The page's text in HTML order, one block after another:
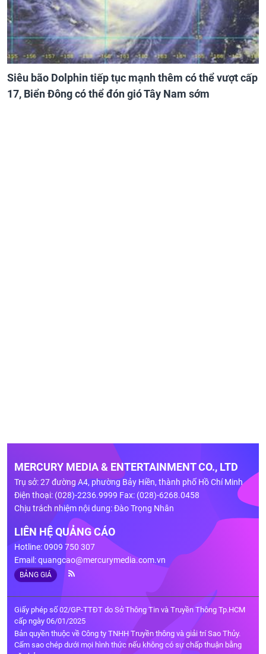
Siêu bão Dolphin tiếp tục mạnh thêm có thể vượt cấp
17, Biển Đông có thể đón gió Tây Nam sớm
MERCURY MEDIA & ENTERTAINMENT CO., LTD
Trụ sở: 27 đường A4, phường Bảy Hiền, thành phố Hồ Chí Minh
Điện thoại: (028)-2236.9999 Fax: (028)-6268.0458
Chịu trách nhiệm nội dung: Đào Trọng Nhân
LIÊN HỆ QUẢNG CÁO
Hotline: 0909 750 307
Email:quangcao@mercurymedia.com.vn
BẢNG GIÁ
Giấy phép số 02/GP-TTĐT do Sở Thông Tin và Truyền Thông Tp.HCM
cấp ngày 06/01/2025
Bản quyền thuộc về Công ty TNHH Truyền thông và giải trí Sao Thủy.
Cấm sao chép dưới mọi hình thức nếu không có sự chấp thuận bằng